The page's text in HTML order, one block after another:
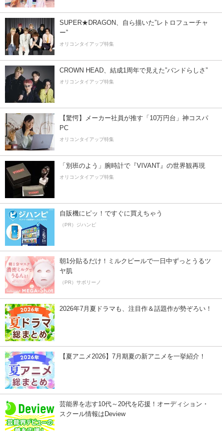
SUPER★DRAGON、自ら描いた”レトロフューチャ
ー”
オリコンタイアップ特集
CROWN HEAD、結成1周年で見えた”バンドらしさ”
オリコンタイアップ特集
【驚愕】メーカー社員が推す「10万円台」神コスパ
PC
オリコンタイアップ特集
「別班のよう」腕時計で『VIVANT』の世界観再現
オリコンタイアップ特集
自販機にピッ！ですぐに買えちゃう
（PR）ジハンピ
朝1分貼るだけ！ミルクピールで一日中ずっとうるツ
ヤ肌
（PR）サボリーノ
2026年7月夏ドラマも、注目作＆話題作が勢ぞろい！
【夏アニメ2026】7月期夏の新アニメを一挙紹介！
芸能界を志す10代～20代を応援！オーディション・
スクール情報はDeview